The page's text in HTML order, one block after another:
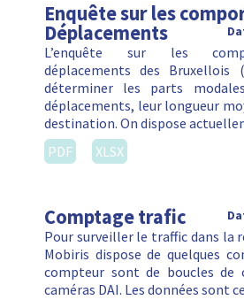
Enquête sur les
Déplacements
L’enquête sur les
déplacements des Bruxellois
déterminer les parts
déplacements, leur longueur
destination. On dispose
PDF
XLSX
Comptage trafic
Pour surveiller le traffic dans la
Mobiris dispose de quelques
compteur sont de boucles de
caméras DAI. Les données sont